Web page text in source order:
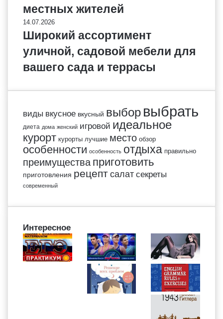
местных жителей
14.07.2026
Широкий ассортимент
уличной, садовой мебели для
вашего сада и террасы
виды вкусное вкусный выбор выбрать
диета дома женский игровой идеальное
курорт курорты лучшие место обзор
особенности особенность отдыха правильно
преимущества приготовить
приготовления рецепт салат секреты
современный
Интересное